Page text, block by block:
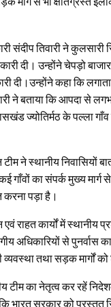
संदीप तिवारी ने
दी। उन्होंने चेपड़ो
दी।उन्होंने कहा कि
ने बताया कि आपदा से
ज्योतिर्मठ के पल्ला
टीम ने स्थानीय निवासियों
गाँवों का संपर्क मुख्य
करना पड़ा है।
राहत कार्यों में स्थानीय
अधिकारियों से पुनर्वास
तथा सड़क मार्गों
टीम का नेतृत्व कर रहें
सरकार को प्रस्तुत